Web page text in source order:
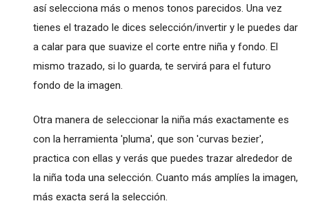
así selecciona más o menos tonos parecidos. Una vez
tienes el trazado le dices selección/invertir y le puedes dar
a calar para que suavize el corte entre niña y fondo. El
mismo trazado, si lo guarda, te servirá para el futuro
fondo de la imagen.
Otra manera de seleccionar la niña más exactamente es
con la herramienta 'pluma', que son 'curvas bezier',
practica con ellas y verás que puedes trazar alrededor de
la niña toda una selección. Cuanto más amplíes la imagen,
más exacta será la selección.